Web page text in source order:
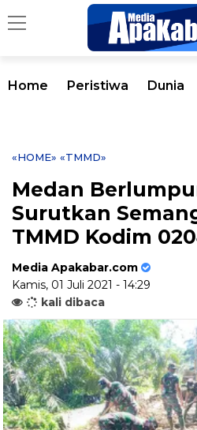
Home Peristiwa Dunia
«HOME» «TMMD»
Medan
Surutkan
TMMD Kodim
Media Apakabar.com
Kamis, 01 Juli 2021 - 14:29
kali dibaca